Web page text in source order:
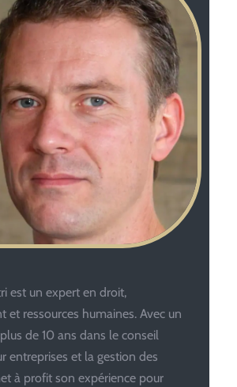
est un expert en droit,
et ressources humaines. Avec un
de 10 ans dans le conseil
entreprises et la gestion des
à profit son expérience pour